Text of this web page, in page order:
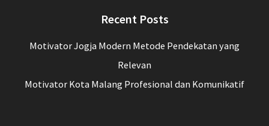
Recent Posts
Motivator Jogja Modern Metode Pendekatan yang
Relevan
Motivator Kota Malang Profesional dan Komunikatif